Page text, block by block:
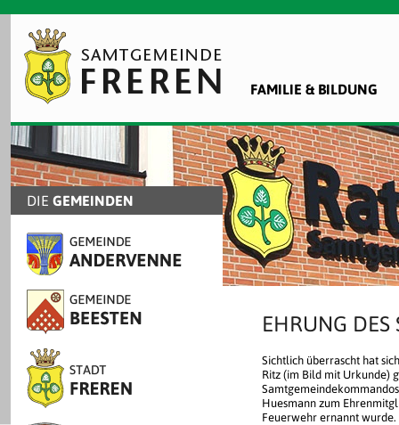
FAMILIE & BILDUNG
DIE GEMEINDEN
EHRUNG DES
Sichtlich überrascht hat
Ritz (im Bild mit Urkunde)
Huesmann zum
Feuerwehr ernannt wurde.